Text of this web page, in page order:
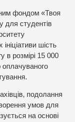
фондом «Твоя
для студентів
шість
в розмірі 15 000
оплачуваного
подолання
умов для
на основі